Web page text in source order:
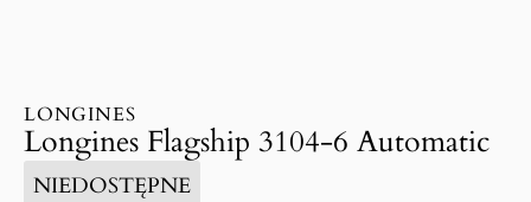
LONGINES
Longines Flagship 3104-6 Automatic
NIEDOSTĘPNE